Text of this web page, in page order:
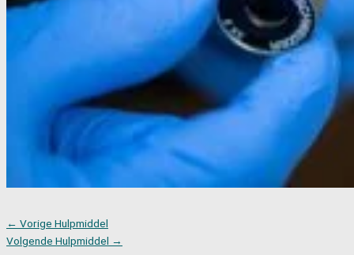
← Vorige Hulpmiddel
Volgende Hulpmiddel →